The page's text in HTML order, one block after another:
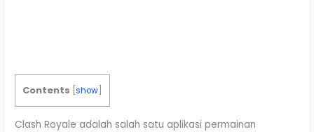
Contents [show
Clash Royale adalah salah satu aplikasi permainan